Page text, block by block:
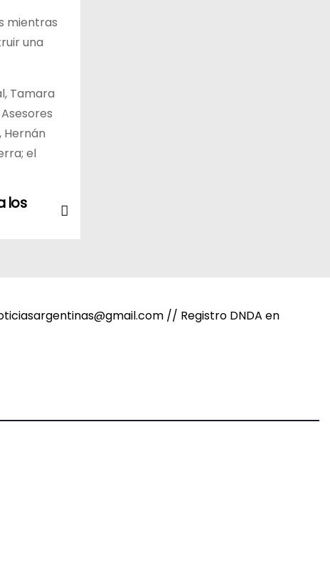
mientras
una
Tamara
Hernán
el
los
// Registro DNDA en